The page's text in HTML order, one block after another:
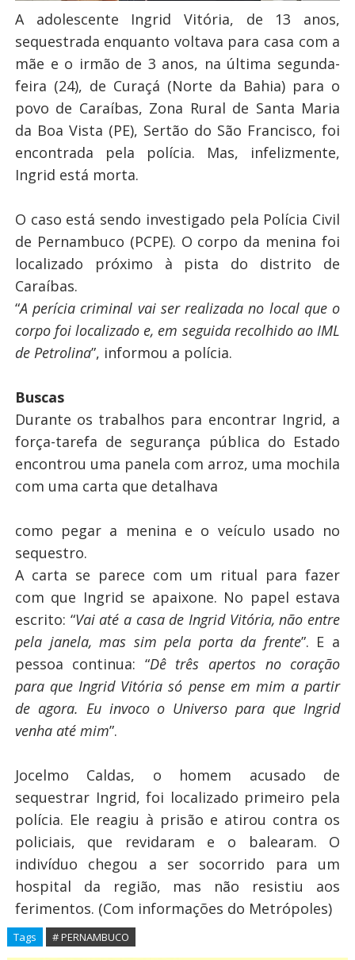
A adolescente Ingrid Vitória, de 13 anos,
sequestrada enquanto voltava para casa com a
mãe e o irmão de 3 anos, na última segunda-
feira (24), de Curaçá (Norte da Bahia) para o
povo de Caraíbas, Zona Rural de Santa Maria
da Boa Vista (PE), Sertão do São Francisco, foi
encontrada pela polícia. Mas, infelizmente,
Ingrid está morta.
O caso está sendo investigado pela Polícia Civil
de Pernambuco (PCPE). O corpo da menina foi
localizado próximo à pista do distrito de
Caraíbas.
“A perícia criminal vai ser realizada no local que o
corpo foi localizado e, em seguida recolhido ao IML
de Petrolina”, informou a polícia.
Buscas
Durante os trabalhos para encontrar Ingrid, a
força-tarefa de segurança pública do Estado
encontrou uma panela com arroz, uma mochila
com uma carta que detalhava
como pegar a menina e o veículo usado no
sequestro.
A carta se parece com um ritual para fazer
com que Ingrid se apaixone. No papel estava
escrito: “Vai até a casa de Ingrid Vitória, não entre
pela janela, mas sim pela porta da frente”. E a
pessoa continua: “Dê três apertos no coração
para que Ingrid Vitória só pense em mim a partir
de agora. Eu invoco o Universo para que Ingrid
venha até mim”.
Jocelmo Caldas, o homem acusado de
sequestrar Ingrid, foi localizado primeiro pela
polícia. Ele reagiu à prisão e atirou contra os
policiais, que revidaram e o balearam. O
indivíduo chegou a ser socorrido para um
hospital da região, mas não resistiu aos
ferimentos. (Com informações do Metrópoles)
Tags # PERNAMBUCO